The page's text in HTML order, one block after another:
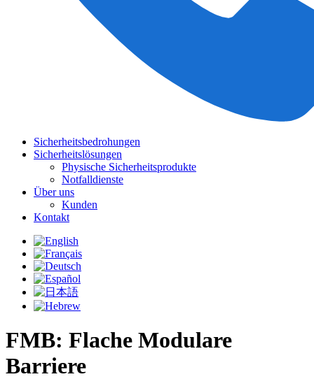
Sicherheitsbedrohungen
Sicherheitslösungen
Physische Sicherheitsprodukte
Notfalldienste
Über uns
Kunden
Kontakt
FMB: Flache Modulare
Barriere